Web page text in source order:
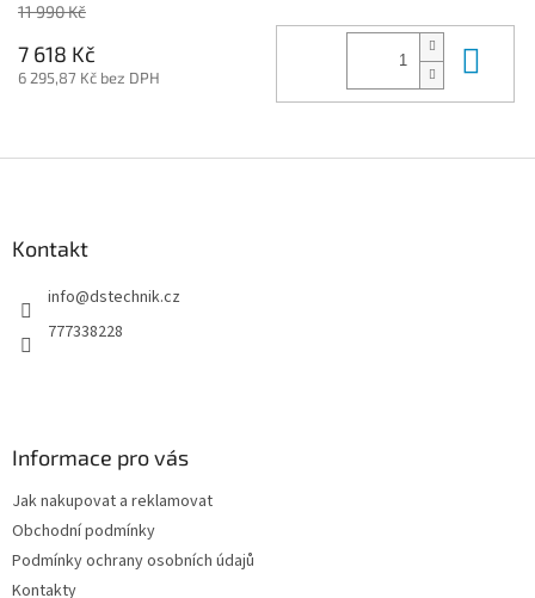
11 990 Kč
7 618 Kč
6 295,87 Kč bez DPH
Kontakt
info@dstechnik.cz
777338228
Informace pro vás
Jak nakupovat a reklamovat
Obchodní podmínky
Podmínky ochrany osobních údajů
Kontakty